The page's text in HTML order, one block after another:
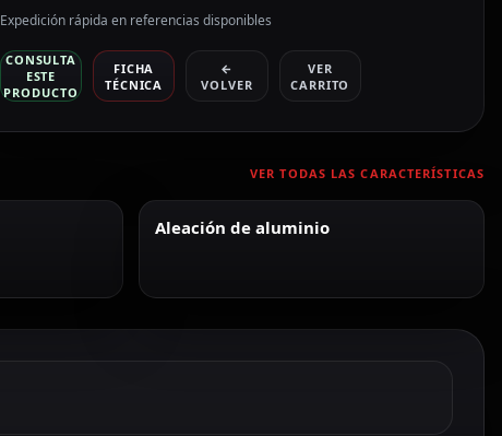
Expedición rápida en referencias disponibles
CONSULTA
ESTE
PRODUCTO
FICHA
TÉCNICA
←
VOLVER
VER
CARRITO
VER TODAS LAS CARACTERÍSTICAS
Aleación de aluminio